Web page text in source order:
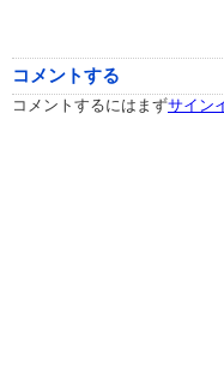
コメントする
コメントするにはまずサイン